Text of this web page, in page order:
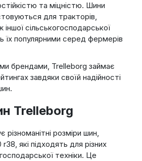
та міцністю. Шини
для тракторів,
сільськогосподарської
їх популярними серед фермерів
брендами, Trelleborg займає
завдяки своїй надійності
Trelleborg
різноманітні розміри шин,
які підходять для різних
техніки. Це